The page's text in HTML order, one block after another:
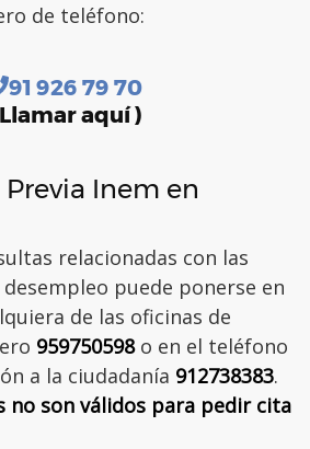
de teléfono:
91 926 79 70
aquí )
Inem en
relacionadas con las
puede ponerse en
de las oficinas de
959750598o en el teléfono
a la ciudadanía 912738383.
no son válidos para pedir cita